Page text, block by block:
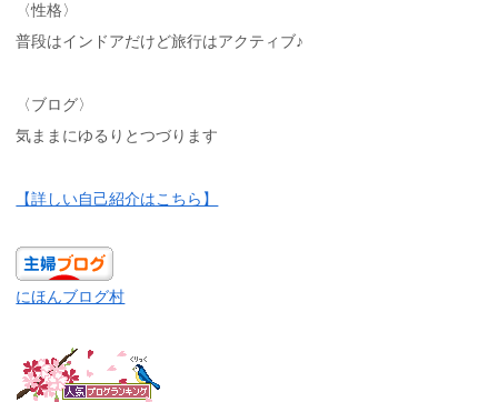
〈性格〉
普段はインドアだけど旅行はアクティブ♪
〈ブログ〉
気ままにゆるりとつづります
【詳しい自己紹介はこちら】
にほんブログ村